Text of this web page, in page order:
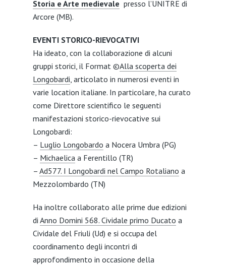
Storia e Arte medievale presso l’UNITRE di
Arcore (MB).
EVENTI STORICO-RIEVOCATIVI
Ha ideato, con la collaborazione di alcuni
gruppi storici, il Format ©Alla scoperta dei
Longobardi , articolato in numerosi eventi in
varie location italiane. In particolare, ha curato
come Direttore scientifico le seguenti
manifestazioni storico-rievocative sui
Longobardi:
– Luglio Longobardo a Nocera Umbra (PG)
– Michaelica a Ferentillo (TR)
– Ad577. I Longobardi nel Campo Rotaliano a
Mezzolombardo (TN)
Ha inoltre collaborato alle prime due edizioni
di Anno Domini 568. Cividale primo Ducato a
Cividale del Friuli (Ud) e si occupa del
coordinamento degli incontri di
approfondimento in occasione della